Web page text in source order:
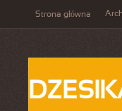
Strona główna